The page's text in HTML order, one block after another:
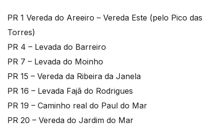
PR 1 Vereda do Areeiro – Vereda Este (pelo Pico das
Torres)
PR 4 – Levada do Barreiro
PR 7 – Levada do Moinho
PR 15 – Vereda da Ribeira da Janela
PR 16 – Levada Fajã do Rodrigues
PR 19 – Caminho real do Paul do Mar
PR 20 – Vereda do Jardim do Mar